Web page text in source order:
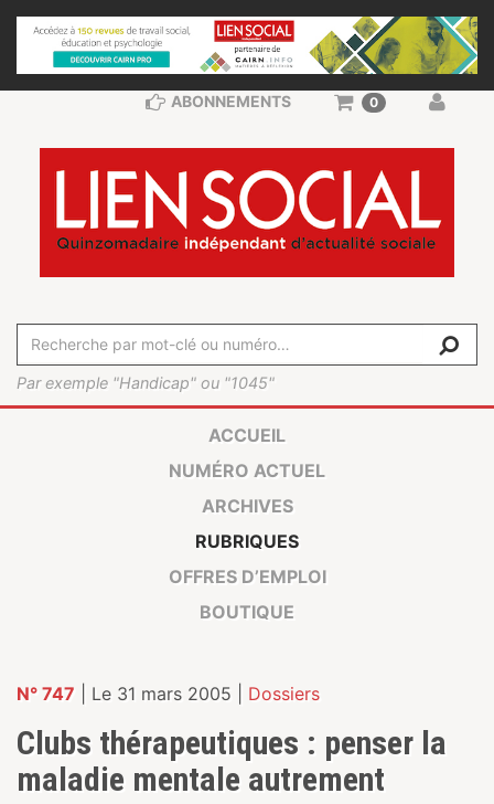
Par exemple "Handicap" ou "1045"
ABONNEMENTS 0
ACCUEIL
NUMÉRO ACTUEL
ARCHIVES
RUBRIQUES
OFFRES D’EMPLOI
BOUTIQUE
N° 747 | Le 31 mars 2005 | Dossiers
Clubs thérapeutiques : penser la
maladie mentale autrement